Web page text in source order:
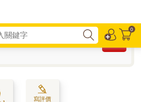
卡哇旋風再起，精選周邊看過
加購
寫評價